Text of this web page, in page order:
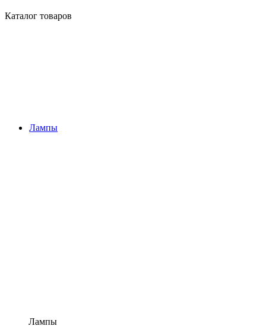
Каталог товаров
Лампы
Лампы